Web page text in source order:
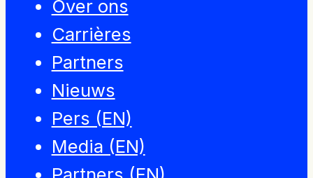
Over ons
Carrières
Partners
Nieuws
Pers (EN)
Media (EN)